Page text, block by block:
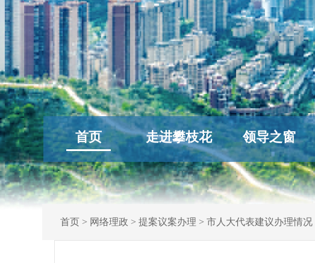
首页 走进攀枝花 领导之窗
首页> 网络理政 > 提案议案办理 > 市人大代表建议办理情况